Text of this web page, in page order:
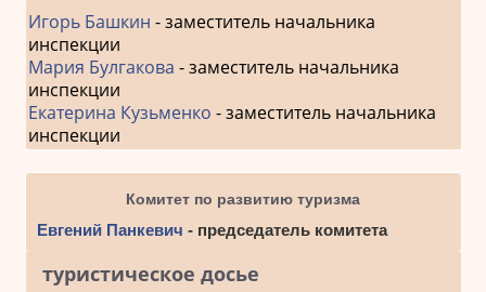
Игорь Башкин - заместитель начальника
инспекции
Мария Булгакова - заместитель начальника
инспекции
Екатерина Кузьменко - заместитель начальника
инспекции
Комитет по развитию туризма
Евгений Панкевич - председатель комитета
туристическое досье